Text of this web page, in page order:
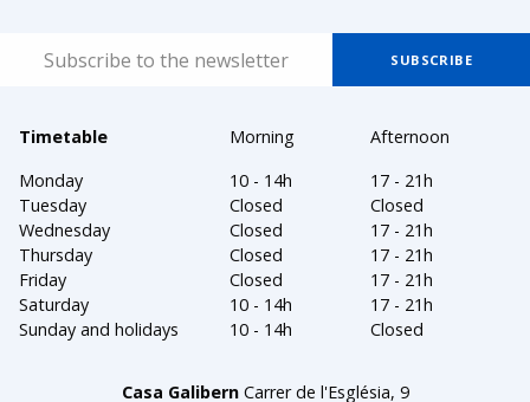
Timetable Morning
Afternoon
Monday
10 - 14h
17 - 21h
Tuesday
Closed
Closed
Wednesday
Closed
17 - 21h
Thursday
Closed
17 - 21h
Friday
Closed
17 - 21h
Saturday
10 - 14h
17 - 21h
Sunday and holidays
10 - 14h Closed
Casa GalibernCarrer de l'Església, 9